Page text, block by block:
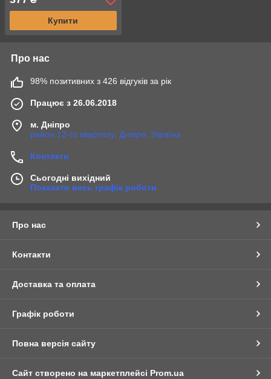
Купити
Про нас
98% позитивних з 426 відгуків за рік
Працює з 26.06.2018
м. Дніпро
район 12-го кварталу, Дніпро, Україна
Контакти
Сьогодні вихідний
Показати весь графік роботи
Про нас
Контакти
Доставка та оплата
Графік роботи
Повна версія сайту
Сайт створено на маркетплейсі Prom.ua